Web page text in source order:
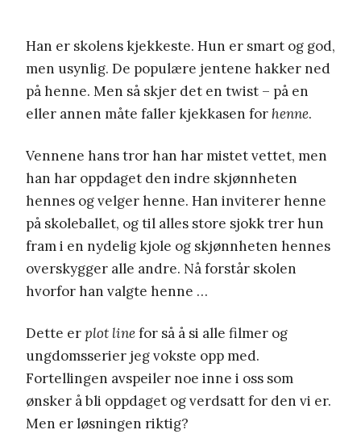
Han er skolens kjekkeste. Hun er smart og god,
men usynlig. De populære jentene hakker ned
på henne. Men så skjer det en twist – på en
eller annen måte faller kjekkasen for henne.
Vennene hans tror han har mistet vettet, men
han har oppdaget den indre skjønnheten
hennes og velger henne. Han inviterer henne
på skoleballet, og til alles store sjokk trer hun
fram i en nydelig kjole og skjønnheten hennes
overskygger alle andre. Nå forstår skolen
hvorfor han valgte henne …
Dette erplot linefor så å si alle filmer og
ungdomsserier jeg vokste opp med.
Fortellingen avspeiler noe inne i oss som
ønsker å bli oppdaget og verdsatt for den vi er.
Men er løsningen riktig?